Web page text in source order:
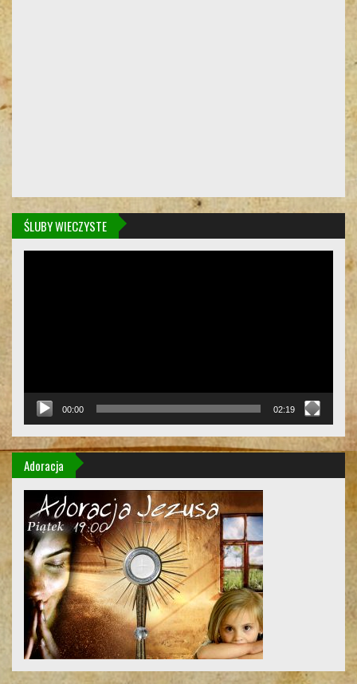
ŚLUBY WIECZYSTE
00:00 02:19
Adoracja